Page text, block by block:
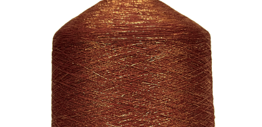
3400м/100г
340м/100г
3500м/100г
350м/100г
3600м/100г
360м/100г